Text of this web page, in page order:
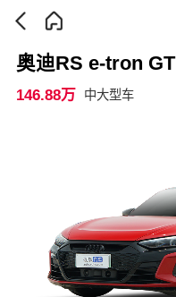
奥迪RS e-tron GT
146.88万 中大型车